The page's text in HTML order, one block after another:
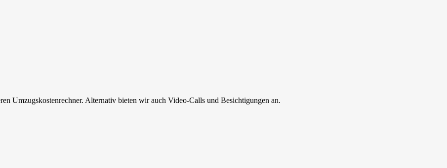
Umzugskostenrechner. Alternativ bieten wir auch Video-Calls und Besichtigungen an.